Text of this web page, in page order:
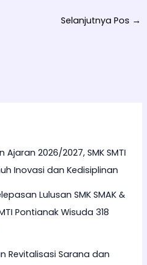
Selanjutnya Pos →
2026/2027, SMK SMTI
Inovasi dan Kedisiplinan
Lulusan SMK SMAK &
Pontianak Wisuda 318
Revitalisasi Sarana dan